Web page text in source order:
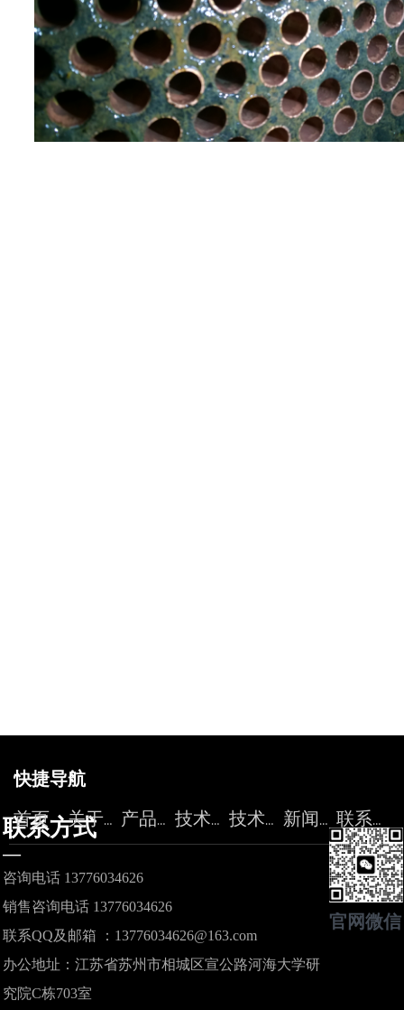
快捷导航
首页
关于力精 产品中心 技术服务 技术论坛 新闻资讯 联系我们
联系方式
—
咨询电话 13776034626
销售咨询电话 13776034626
联系QQ及邮箱 ：13776034626@163.com
办公地址：江苏省苏州市相城区宣公路河海大学研
究院C栋703室
官网微信